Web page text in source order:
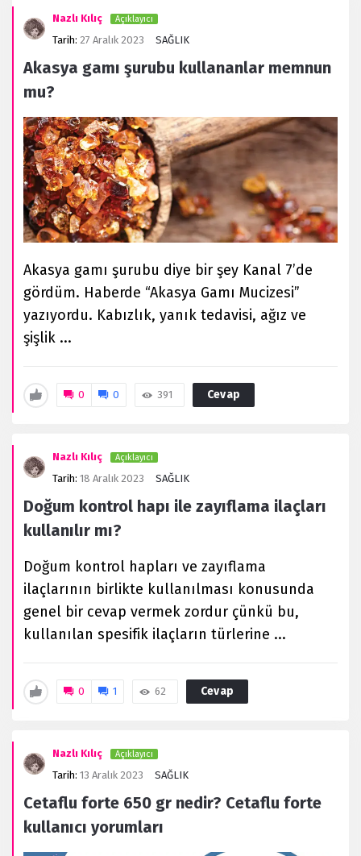
Nazlı Kılıç Açıklayıcı
Tarih: 27 Aralık 2023 SAĞLIK
Akasya gamı şurubu kullananlar memnun
mu?
Akasya gamı şurubu diye bir şey Kanal 7’de
gördüm. Haberde “Akasya Gamı Mucizesi”
yazıyordu. Kabızlık, yanık tedavisi, ağız ve
şişlik ...
0 0 391 Cevap
Nazlı Kılıç Açıklayıcı
Tarih: 18 Aralık 2023 SAĞLIK
Doğum kontrol hapı ile zayıflama ilaçları
kullanılır mı?
Doğum kontrol hapları ve zayıflama
ilaçlarının birlikte kullanılması konusunda
genel bir cevap vermek zordur çünkü bu,
kullanılan spesifik ilaçların türlerine ...
0 1 62 Cevap
Nazlı Kılıç Açıklayıcı
Tarih: 13 Aralık 2023 SAĞLIK
Cetaflu forte 650 gr nedir? Cetaflu forte
kullanıcı yorumları